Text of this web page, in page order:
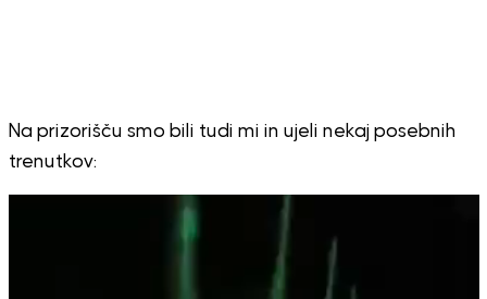
Na prizorišču smo bili tudi mi in ujeli nekaj posebnih
trenutkov: